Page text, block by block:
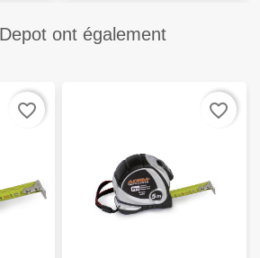
ont également
favorite_border favorite_border